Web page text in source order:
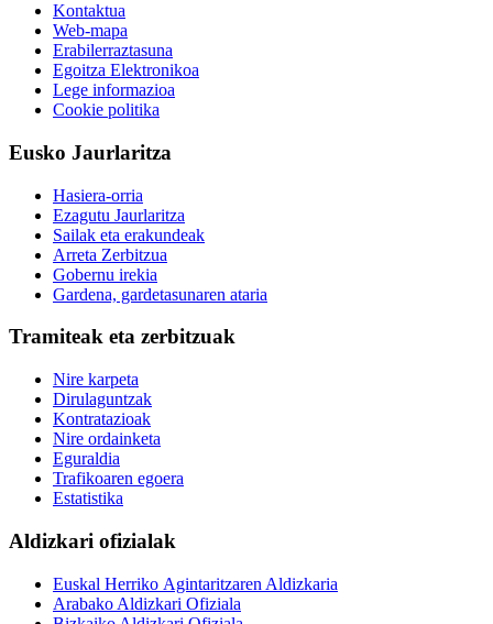
Kontaktua
Web-mapa
Erabilerraztasuna
Egoitza Elektronikoa
Lege informazioa
Cookie politika
Eusko Jaurlaritza
Hasiera-orria
Ezagutu Jaurlaritza
Sailak eta erakundeak
Arreta Zerbitzua
Gobernu irekia
Gardena, gardetasunaren ataria
Tramiteak eta zerbitzuak
Nire karpeta
Dirulaguntzak
Kontratazioak
Nire ordainketa
Eguraldia
Trafikoaren egoera
Estatistika
Aldizkari ofizialak
Euskal Herriko Agintaritzaren Aldizkaria
Arabako Aldizkari Ofiziala